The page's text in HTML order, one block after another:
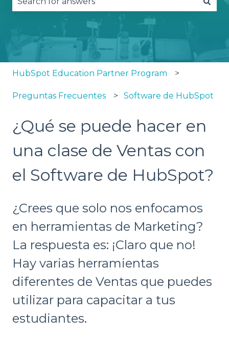
There are no suggestions because the search
HubSpot Education Partner Program
Preguntas Frecuentes Software de HubSpot
¿Qué se puede hacer en
una clase de Ventas con
el Software de HubSpot?
¿Crees que solo nos enfocamos
en herramientas de Marketing?
La respuesta es: ¡Claro que no!
Hay varias herramientas
diferentes de Ventas que puedes
utilizar para capacitar a tus
estudiantes.